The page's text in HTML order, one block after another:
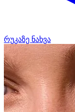
რუკაზე ნახვა